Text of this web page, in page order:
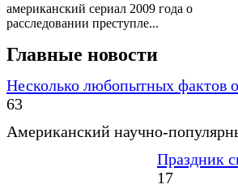
американский сериал 2009 года о
расследовании преступле...
Главные новости
Несколько любопытных фактов
63
Американский научно-
Праздник
17